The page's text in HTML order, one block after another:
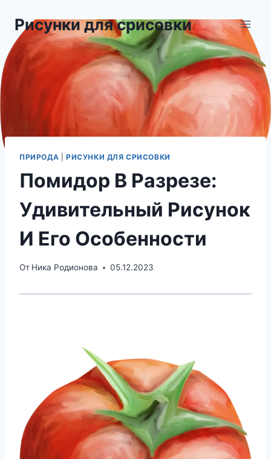
содержимому
Рисунки для срисовки
ПРИРОДА РИСУНКИ ДЛЯ СРИСОВКИ
Помидор В Разрезе:
Удивительный Рисунок
И Его Особенности
От Ника Родионова 05.12.2023